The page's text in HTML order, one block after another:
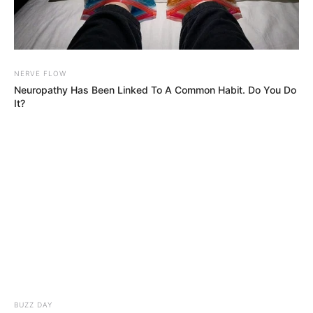
NERVE FLOW
Neuropathy Has Been Linked To A Common Habit. Do You Do
It?
BUZZ DAY